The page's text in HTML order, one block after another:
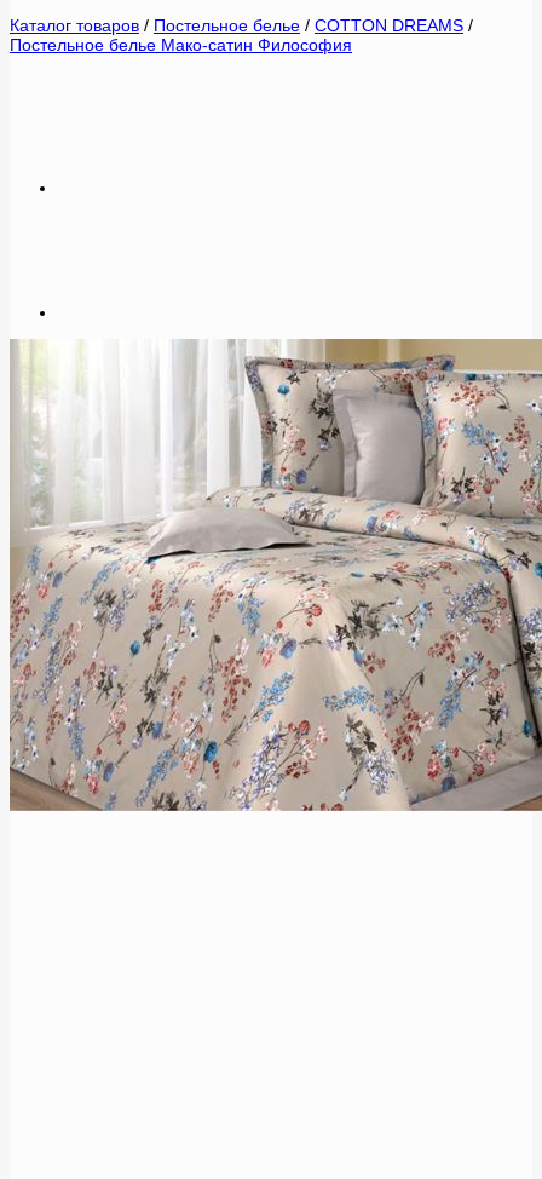
Каталог товаров / Постельное белье / COTTON DREAMS /
Постельное белье Мако-сатин Философия